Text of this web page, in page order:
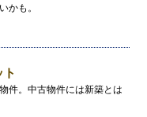
かも。
件。中古物件には新築とは